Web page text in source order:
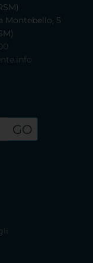
Montebello, 5
GO